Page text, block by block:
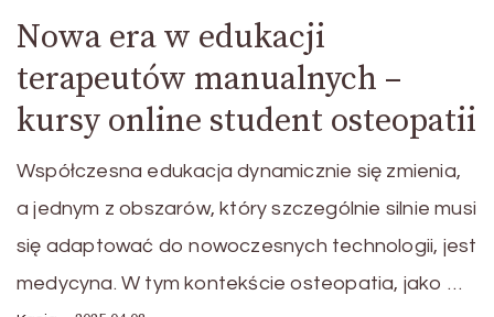
Nowa era w edukacji
terapeutów manualnych –
kursy online student osteopatii
Współczesna edukacja dynamicznie się zmienia,
a jednym z obszarów, który szczególnie silnie musi
się adaptować do nowoczesnych technologii, jest
medycyna. W tym kontekście osteopatia, jako …